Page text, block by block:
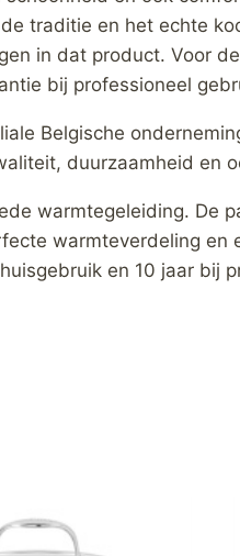
traditie en het echte
in dat product. Voor
bij professioneel
Belgische
duurzaamheid en
warmtegeleiding. De
warmteverdeling en
en 10 jaar bij